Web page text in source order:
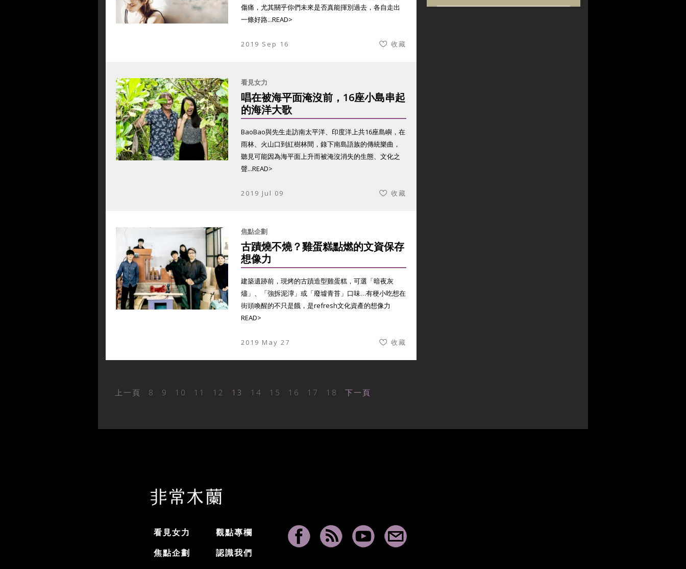
傷痛，尤其關乎你們未來是否真能揮別過去，各自走出
一條好路...READ>
2019 Sep 16 收藏
看見女力
唱在被海平面淹沒前，16座小島串起
的海洋大歌
BaoBao與先生走訪南太平洋、印度洋上共16座島嶼，在
雨林、火山口到紅樹林間，錄下南島語族的傳統樂曲，
聽見可能因為海平面上升而被淹沒消失的生態、文化之
聲...READ>
2019 Jul 09 收藏
焦點企劃
古蹟燒不燒？雞蛋糕點燃的文資保存
想像力
建築遺跡前，現烤的古蹟造型雞蛋糕，可選「暗夜灰
燼」、「強拆泥濘」或「廢墟青苔」口味…有梗小吃想在
街頭喚醒的不只是餓，是refresh文化資產的想像力
READ>
2019 May 27 收藏
上一頁 8 9 10 11 12 13 14 15 16 17 18 下一頁
看見女力
觀點專欄
焦點企劃
認識我們